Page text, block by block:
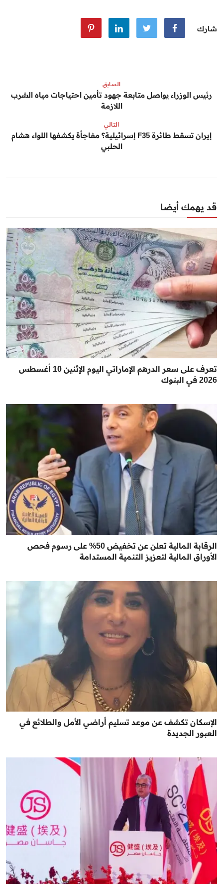
شارك
السابق
رئيس الوزراء يواصل متابعة جهود تأمين احتياجات مياه الشرب
اللازمة
التالي
إيران تسقط طائرة F35 إسرائيلية؟ مفاجأة يكشفها اللواء هشام
الحلبي
قد يهمك أيضا
تعرف على سعر الدرهم الإماراتي اليوم الإثنين 10 أغسطس
2026 في البنوك
الرقابة المالية تعلن عن تخفيض 50% على رسوم فحص
الأوراق المالية لتعزيز التنمية المستدامة
الإسكان تكشف عن موعد تسليم أراضي الأمل والطلائع في
العبور الجديدة